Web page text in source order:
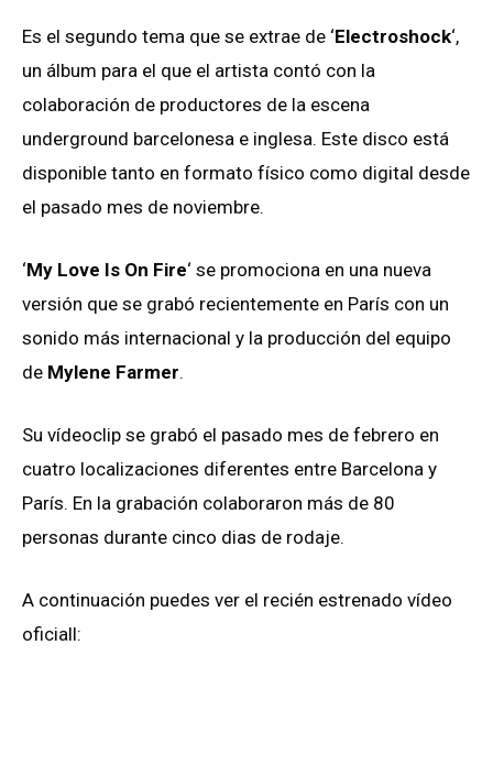
Es el segundo tema que se extrae de ‘Electroshock‘,
un álbum para el que el artista contó con la
colaboración de productores de la escena
underground barcelonesa e inglesa. Este disco está
disponible tanto en formato físico como digital desde
el pasado mes de noviembre.
‘My Love Is On Fire‘ se promociona en una nueva
versión que se grabó recientemente en París con un
sonido más internacional y la producción del equipo
de Mylene Farmer.
Su vídeoclip se grabó el pasado mes de febrero en
cuatro localizaciones diferentes entre Barcelona y
París. En la grabación colaboraron más de 80
personas durante cinco dias de rodaje.
A continuación puedes ver el recién estrenado vídeo
oficiall: